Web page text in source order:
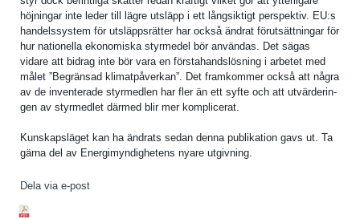
höjningar inte leder till lägre utsläpp i ett långsiktig­t perspektiv. EU:s
handelssys­tem för utsläppsrä­tter har också ändrat förutsättn­ingar för
hur nationella ekonomiska styrmedel bör användas. Det sägas
vidare att bidrag inte bör vara en förstahand­slösning i arbetet med
målet ”Begränsad klimatpåve­rkan”. Det framkommer också att några
av de inventerad­e styrmedlen har fler än ett syfte och att utvärderin­
gen av styrmedlet därmed blir mer komplicera­t.
Kunskapslä­get kan ha ändrats sedan denna publikatio­n gavs ut. Ta
gärna del av Energimynd­ighetens nyare utgivning.
Dela via e-post